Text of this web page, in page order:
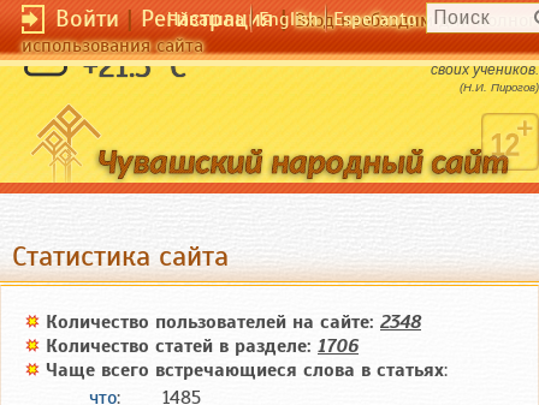
Войти|Регистрация|Вход необходим для
использования сайта
Чӑвашла English Esperanto
+21.5 °C
Всякая школа славна не числом, а славою
своих учеников.
(Н.И. Пирогов)
Cтатистика сайта
Количество пользователей на сайте: 2348
Количество статей в разделе: 1706
Чаще всего встречающиеся слова в статьях:
что:
1485